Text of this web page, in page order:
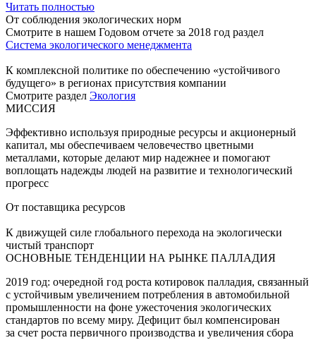
Читать полностью
От соблюдения экологических норм
Смотрите в нашем Годовом отчете за 2018 год раздел
Система экологического менеджмента
К комплексной политике по обеспечению «устойчивого
будущего» в регионах присутствия компании
Смотрите раздел Экология
МИССИЯ
Эффективно используя природные ресурсы и акционерный
капитал, мы обеспечиваем человечество цветными
металлами, которые делают мир надежнее и помогают
воплощать надежды людей на развитие и технологический
прогресс
От поставщика ресурсов
К движущей силе глобального перехода на экологически
чистый транспорт
ОСНОВНЫЕ ТЕНДЕНЦИИ НА РЫНКЕ ПАЛЛАДИЯ
2019 год: очередной год роста котировок палладия, связанный
с устойчивым увеличением потребления в автомобильной
промышленности на фоне ужесточения экологических
стандартов по всему миру. Дефицит был компенсирован
за счет роста первичного производства и увеличения сбора